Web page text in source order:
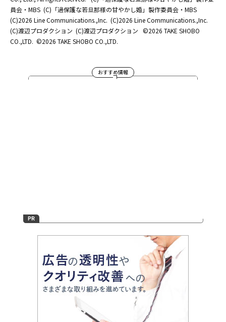
員会・MBS (C)「過保護な若旦那様の甘やかし婚」製作委員会・MBS
(C)2026 Line Communications.,Inc. (C)2026 Line Communications.,Inc.
(C)渡辺プロダクション (C)渡辺プロダクション ©2026 TAKE SHOBO
CO.,LTD. ©2026 TAKE SHOBO CO.,LTD.
おすすめ情報